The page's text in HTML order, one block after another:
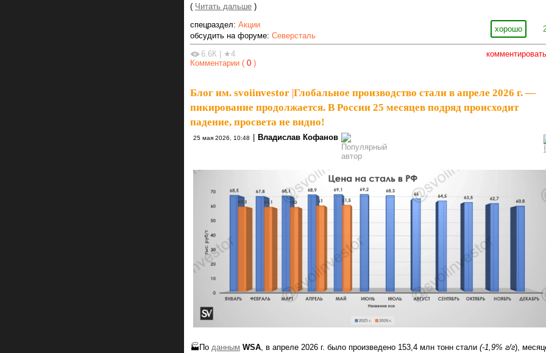
( Читать дальше )
хорошо
спецраздел: Акции
обсудить на форуме: Северсталь
комментировать
6.6К
★4
Комментарии ( 0 )
Блог им. svoiinvestor |Глобальное производство стали в апреле 2026 г. —
пикирование продолжается. В России 25 месяцев подряд происходит
падение, просвета не видно!
25 мая 2026, 10:48 Владислав Кофанов
🏭По данным WSA, в апреле 2026 г. было произведено 153,4 млн тонн стали (-1,9% г/г),